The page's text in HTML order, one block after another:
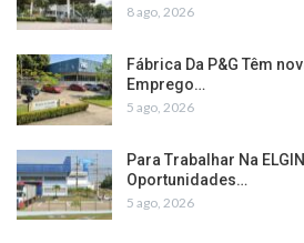
8 ago, 2026
Fábrica Da P&G Têm
Emprego…
5 ago, 2026
Para Trabalhar Na
Oportunidades…
5 ago, 2026